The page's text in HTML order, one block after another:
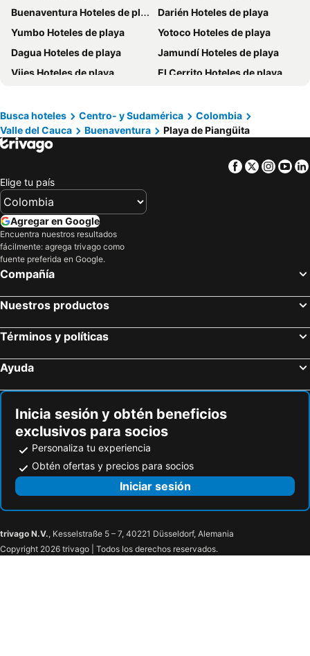
Buenaventura Hoteles de playa
Darién Hoteles de playa
Yumbo Hoteles de playa
Yotoco Hoteles de playa
Dagua Hoteles de playa
Jamundí Hoteles de playa
Vijes Hoteles de playa
El Cerrito Hoteles de playa
Guacari Hoteles de playa
Busca hoteles Centro- y Sudamérica
Colombia
Valle del Cauca
Buenaventura Playa de Piangüita
Facebook
Twitter
Elige tu país
Agregar en Google
Encuentra nuestros resultados
fácilmente: agrega trivago como
fuente preferida en Google.
Compañía
Nuestros productos
Términos y políticas
Ayuda
Inicia sesión y obtén beneficios
exclusivos para socios
Personaliza tu experiencia
Obtén ofertas y precios para socios
Iniciar sesión
trivago N.V., Kesselstraße 5 – 7, 40221 Düsseldorf, Alemania
Copyright 2026 trivago | Todos los derechos reservados.